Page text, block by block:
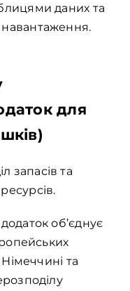
даних та
для
запасів та
об’єднує
та